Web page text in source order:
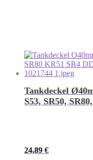
Tankdeckel
S53, SR50,
24,89 €